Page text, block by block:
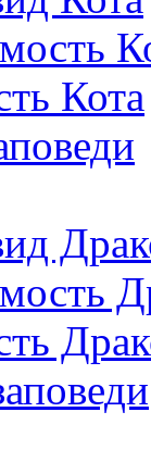
Кота